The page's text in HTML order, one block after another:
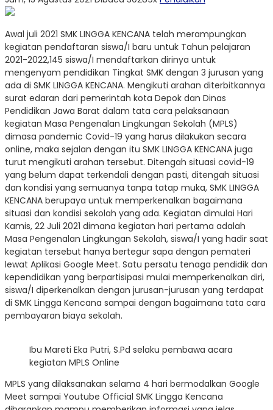
Awal juli 2021 SMK LINGGA KENCANA telah merampungkan
kegiatan pendaftaran siswa/I baru untuk Tahun pelajaran
2021-2022,145 siswa/I mendaftarkan dirinya untuk
mengenyam pendidikan Tingkat SMK dengan 3 jurusan yang
ada di SMK LINGGA KENCANA. Mengikuti arahan diterbitkannya
surat edaran dari pemerintah kota Depok dan Dinas
Pendidikan Jawa Barat dalam tata cara pelaksanaan
kegiatan Masa Pengenalan Lingkungan Sekolah (MPLS)
dimasa pandemic Covid-19 yang harus dilakukan secara
online, maka sejalan dengan itu SMK LINGGA KENCANA juga
turut mengikuti arahan tersebut. Ditengah situasi covid-19
yang belum dapat terkendali dengan pasti, ditengah situasi
dan kondisi yang semuanya tanpa tatap muka, SMK LINGGA
KENCANA berupaya untuk memperkenalkan bagaimana
situasi dan kondisi sekolah yang ada. Kegiatan dimulai Hari
Kamis, 22 Juli 2021 dimana kegiatan hari pertama adalah
Masa Pengenalan Lingkungan Sekolah, siswa/I yang hadir saat
kegiatan tersebut hanya bertegur sapa dengan pemateri
lewat Aplikasi Google Meet. Satu persatu tenaga pendidik dan
kependidikan yang berpartisipasi mulai memperkenalkan diri,
siswa/I diperkenalkan dengan jurusan-jurusan yang terdapat
di SMK Lingga Kencana sampai dengan bagaimana tata cara
pembayaran biaya sekolah.
Ibu Mareti Eka Putri, S.Pd selaku pembawa acara
kegiatan MPLS Online
MPLS yang dilaksanakan selama 4 hari bermodalkan Google
Meet sampai Youtube Official SMK Lingga Kencana